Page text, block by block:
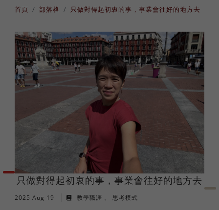
數位工具
英語
法語
日語
外國人學中文
俄語
人生規劃
專業精進
職場倫理
課程設計
思維升級
思考模式
從零到一
深度充電
異國美食
階段里程
異國婚姻
棒球魂
首頁 部落格 只做對得起初衷的事，事業會往好的地方去
只做對得起初衷的事，事業會往好的地方去
2025 Aug 19 教學職涯 思考模式